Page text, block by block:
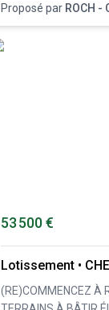
Proposé par ROCH -
53 500 €
Lotissement •
(RE)COMMENCEZ À